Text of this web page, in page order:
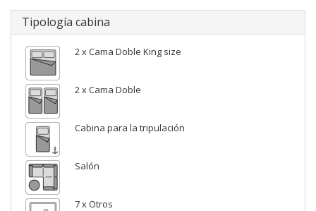
Tipología cabina
2 x Cama Doble King size
2 x Cama Doble
Cabina para la tripulación
Salón
7 x Otros